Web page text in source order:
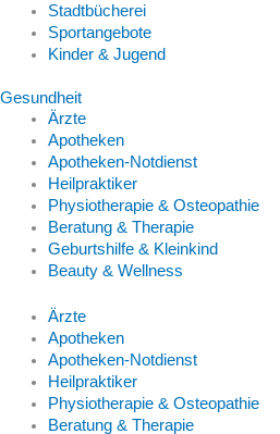
Stadtbücherei
Sportangebote
Kinder & Jugend
Gesundheit
Ärzte
Apotheken
Apotheken-Notdienst
Heilpraktiker
Physiotherapie & Osteopathie
Beratung & Therapie
Geburtshilfe & Kleinkind
Beauty & Wellness
Ärzte
Apotheken
Apotheken-Notdienst
Heilpraktiker
Physiotherapie & Osteopathie
Beratung & Therapie